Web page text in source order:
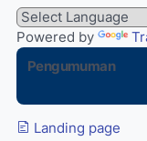
Powered by
Pengumuman
Landing page